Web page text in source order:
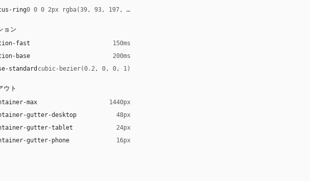
ring0 0 0 2px rgba(39, 93, 197, 1)
ョン
fast 150ms
base 200ms
standard cubic-bezier(0.2, 0, 0, 1)
ウト
max 1440px
gutter-desktop 48px
gutter-tablet 24px
gutter-phone 16px